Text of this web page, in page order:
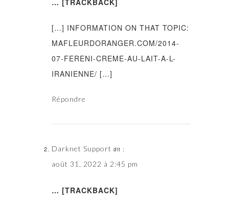
… [TRACKBACK]
[…] INFORMATION ON THAT TOPIC:
MAFLEURDORANGER.COM/2014-
07-FERENI-CREME-AU-LAIT-A-L-
IRANIENNE/ […]
Répondre
Darknet Support dit :
août 31, 2022 à 2:45 pm
… [TRACKBACK]